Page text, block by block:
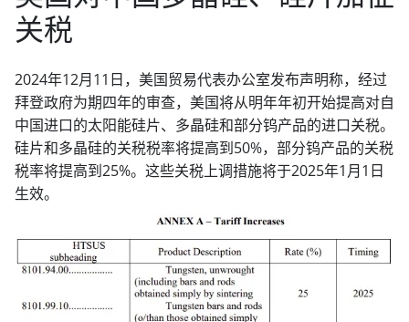
关税
2024年12月11日，美国贸易代表办公室发布声明称，经过
拜登政府为期四年的审查，美国将从明年年初开始提高对自
中国进口的太阳能硅片、多晶硅和部分钨产品的进口关税。
硅片和多晶硅的关税税率将提高到50%，部分钨产品的关税
税率将提高到25%。这些关税上调措施将于2025年1月1日
生效。